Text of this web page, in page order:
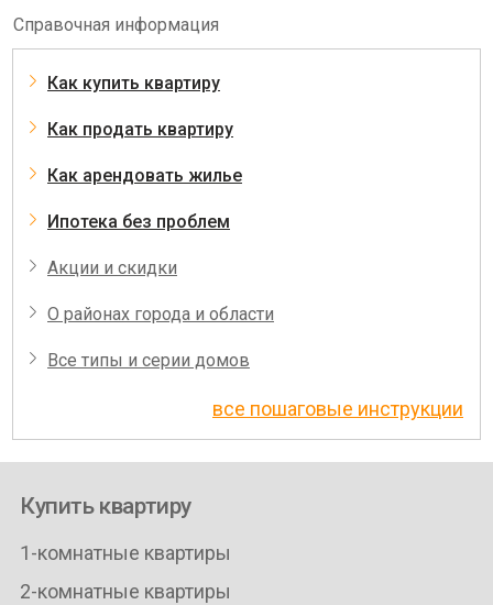
Справочная информация
Как купить квартиру
Как продать квартиру
Как арендовать жилье
Ипотека без проблем
Акции и скидки
О районах города и области
Все типы и серии домов
все пошаговые инструкции
Купить квартиру
1-комнатные квартиры
2-комнатные квартиры